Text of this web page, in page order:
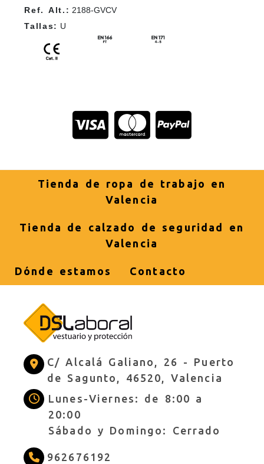
Ref. Alt.: 2188-GVCV
Tallas: U
Tienda de ropa de trabajo en
Valencia
Tienda de calzado de seguridad en
Valencia
Dónde estamos Contacto
C/ Alcalá Galiano, 26 - Puerto
de Sagunto, 46520, Valencia
Lunes-Viernes: de 8:00 a
20:00
Sábado y Domingo: Cerrado
962676192